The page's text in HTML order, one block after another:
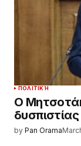
ΠΟΛΙΤΙΚΉ
Ο
δυσπιστίας
by Pan Orama